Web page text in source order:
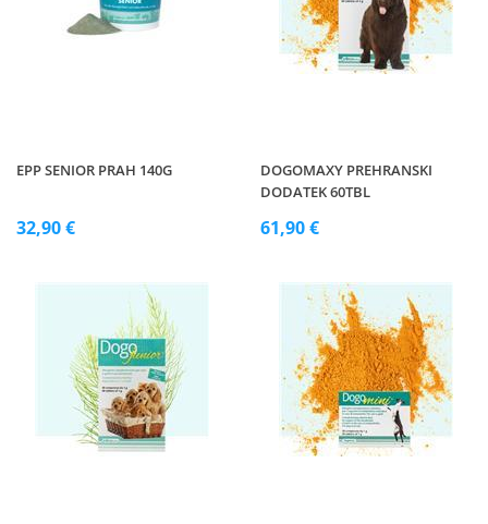
EPP SENIOR PRAH 140G
32,90 €
DOGOMAXY PREHRANSKI
DODATEK 60TBL
61,90 €